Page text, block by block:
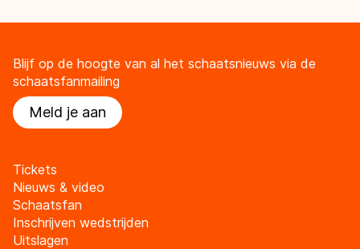
Blijf op de hoogte van al het schaatsnieuws via de
schaatsfanmailing
Meld je aan
Tickets
Nieuws & video
Schaatsfan
Inschrijven wedstrijden
Uitslagen